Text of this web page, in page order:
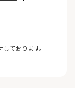
ております。